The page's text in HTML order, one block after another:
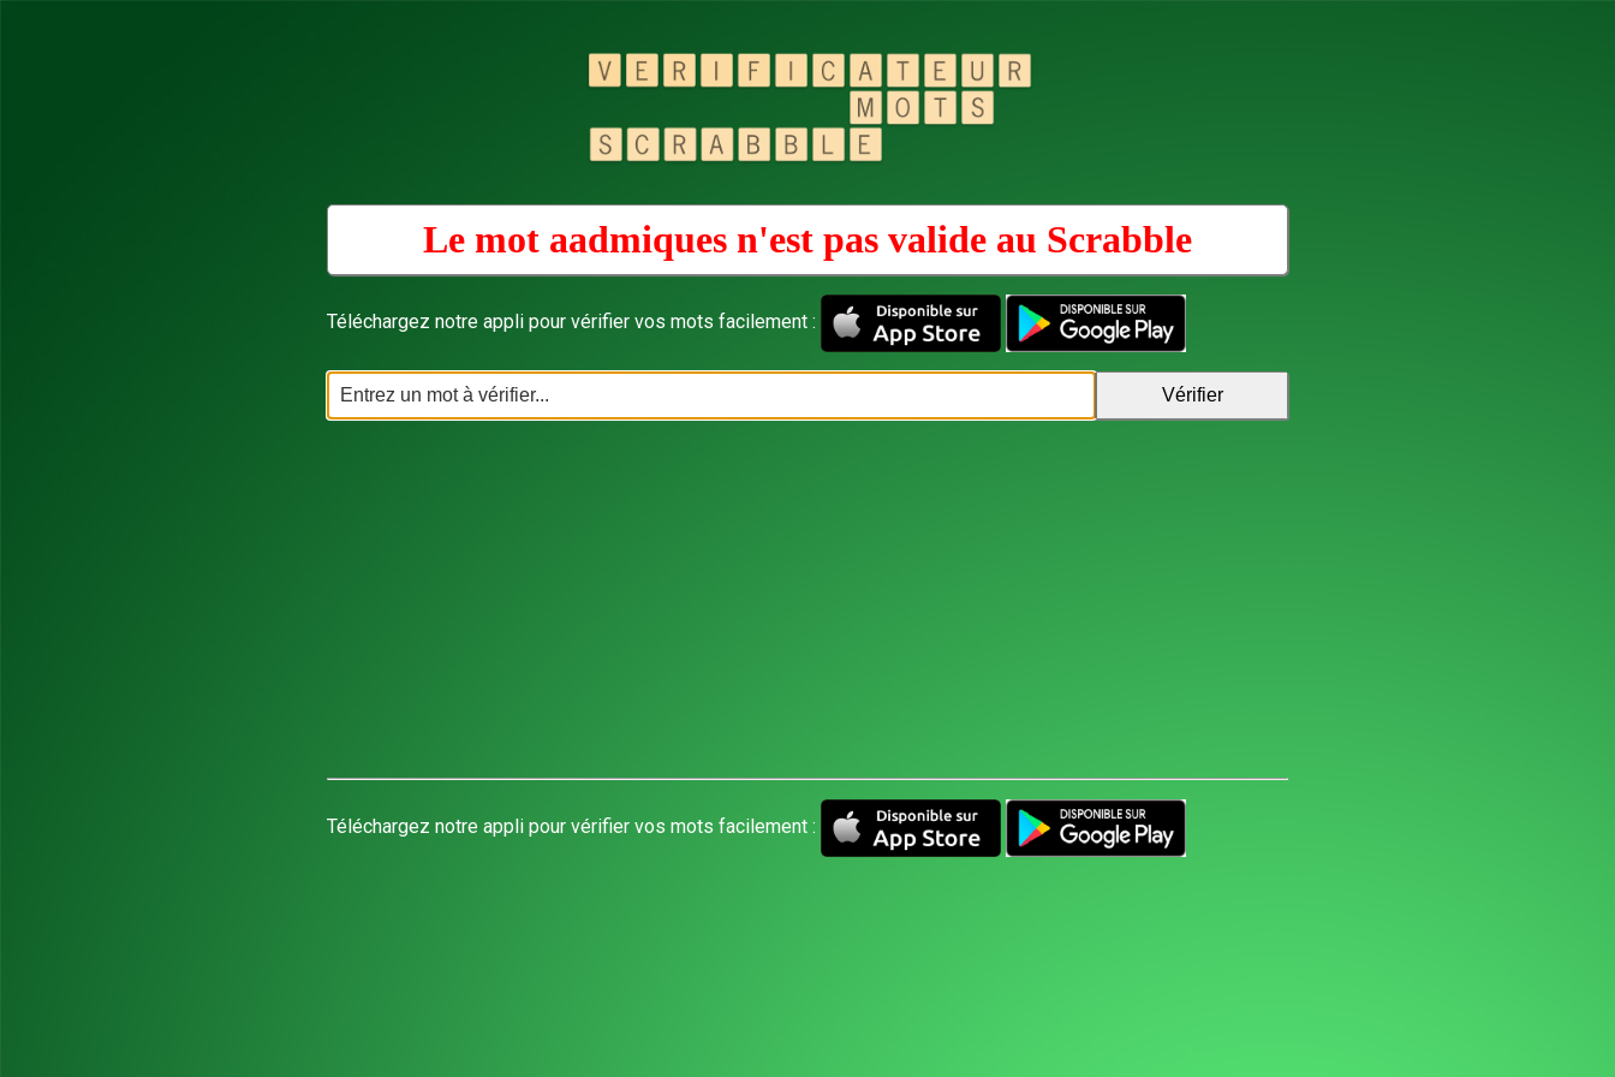
Le mot aadmiques n'est pas valide au Scrabble
Téléchargez notre appli pour vérifier vos mots facilement :
Téléchargez notre appli pour vérifier vos mots facilement :